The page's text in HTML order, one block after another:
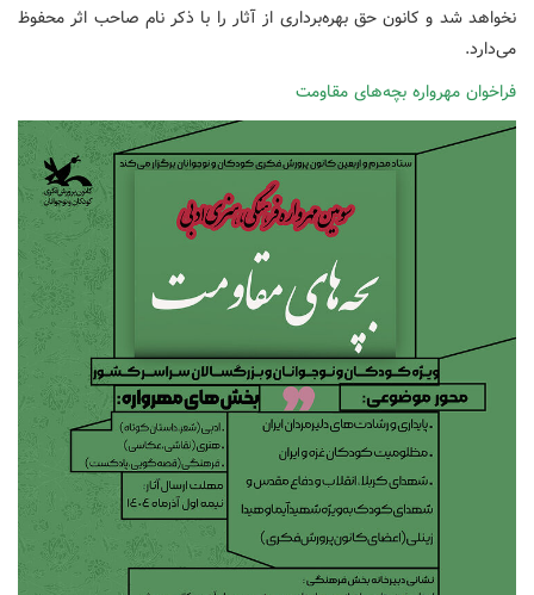
نخواهد شد و کانون حق بهره‌برداری از آثار را با ذکر نام صاحب اثر محفوظ
می‌دارد.
فراخوان مهرواره بچه‌های مقاومت